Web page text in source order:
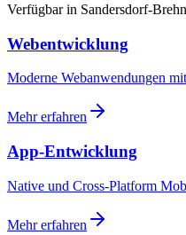
Verfügbar in Sandersdorf-
Webentwicklung
Moderne Webanwendungen
Mehr erfahren
App-Entwicklung
Native und Cross-Platform
Mehr erfahren